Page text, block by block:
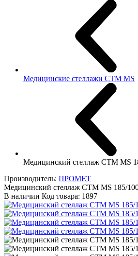
Медицинские стеллажи CTM MS
Медицинский стеллаж СТМ MS
Производитель: ПРОМЕТ
Медицинский стеллаж СТМ MS 185/
В наличии Код товара: 1897